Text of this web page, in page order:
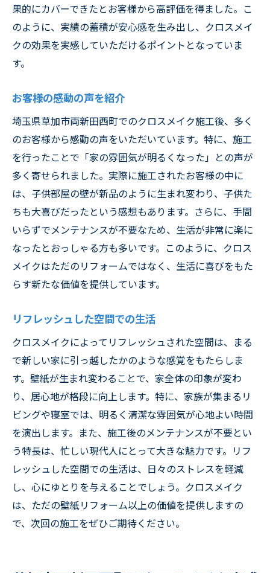
果的にカバーできたとお客様から高評価を得ました。こ
のように、実績の蓄積が安心感を生み出し、クロスメイ
クの効果を実感していただけるポイントとなっていま
す。
お客様の感動の声を紹介
埼玉県草加市両新田西町でのクロスメイク施工後、多く
のお客様から感動の声をいただいています。特に、施工
を行ったことで「家の雰囲気が明るくなった」との声が
多く寄せられました。実際に施工されたお客様の中に
は、子供部屋の壁が新品のように生まれ変わり、子供た
ちも大喜びだったという感想もあります。さらに、手間
いらずでメンテナンスが不要なため、生活が非常に楽に
なったとおっしゃる方も多いです。このように、クロス
メイクはただのリフォームではなく、生活に喜びをもた
らす新たな価値を提供しています。
リフレッシュした空間での生活
クロスメイクによってリフレッシュされた空間は、まる
で新しい家に引っ越したかのような感覚をもたらしま
す。壁紙が生まれ変わることで、家全体の印象が変わ
り、居心地が格段に向上します。特に、家族が集まるリ
ビングや寝室では、明るく清潔な雰囲気が心地よい時間
を演出します。また、施工後のメンテナンスが不要とい
う特長は、忙しい現代人にとって大きな魅力です。リフ
レッシュした空間での生活は、日々のストレスを軽減
し、心にゆとりを与えることでしょう。クロスメイク
は、ただの壁紙リフォーム以上の価値を提供しますの
で、次回の施工をぜひご期待ください。